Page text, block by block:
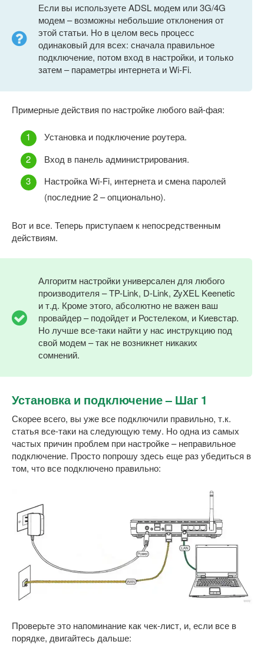
Если вы используете ADSL модем или 3G/4G
модем – возможны небольшие отклонения от
этой статьи. Но в целом весь процесс
одинаковый для всех: сначала правильное
подключение, потом вход в настройки, и только
затем – параметры интернета и Wi-Fi.
Примерные действия по настройке любого вай-фая:
Установка и подключение роутера.
Вход в панель администрирования.
Настройка Wi-Fi, интернета и смена паролей
(последние 2 – опционально).
Вот и все. Теперь приступаем к непосредственным
действиям.
Алгоритм настройки универсален для любого
производителя – TP-Link, D-Link, ZyXEL Keenetic
и т.д. Кроме этого, абсолютно не важен ваш
провайдер – подойдет и Ростелеком, и Киевстар.
Но лучше все-таки найти у нас инструкцию под
свой модем – так не возникнет никаких
сомнений.
Установка и подключение – Шаг 1
Скорее всего, вы уже все подключили правильно, т.к.
статья все-таки на следующую тему. Но одна из самых
частых причин проблем при настройке – неправильное
подключение. Просто попрошу здесь еще раз убедиться в
том, что все подключено правильно:
Проверьте это напоминание как чек-лист, и, если все в
порядке, двигайтесь дальше: